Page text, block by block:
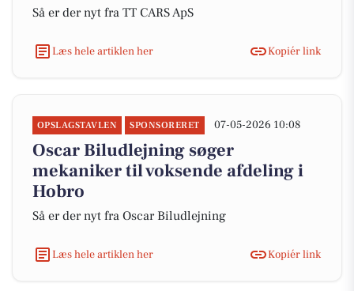
Så er der nyt fra TT CARS ApS
Læs hele artiklen her Kopiér link
OPSLAGSTAVLEN SPONSORERET 07-05-2026 10:08
Oscar Biludlejning søger
mekaniker til voksende afdeling i
Hobro
Så er der nyt fra Oscar Biludlejning
Læs hele artiklen her Kopiér link